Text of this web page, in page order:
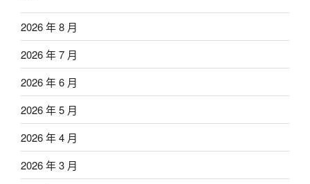
2026 年 8 月
2026 年 7 月
2026 年 6 月
2026 年 5 月
2026 年 4 月
2026 年 3 月